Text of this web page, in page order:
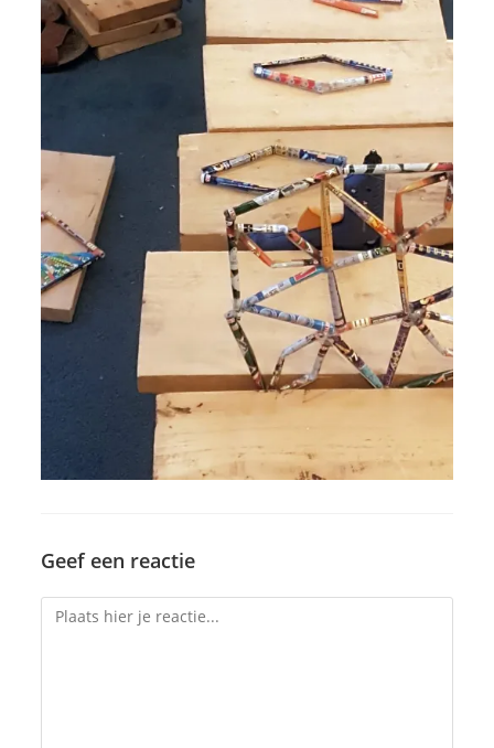
Geef een reactie